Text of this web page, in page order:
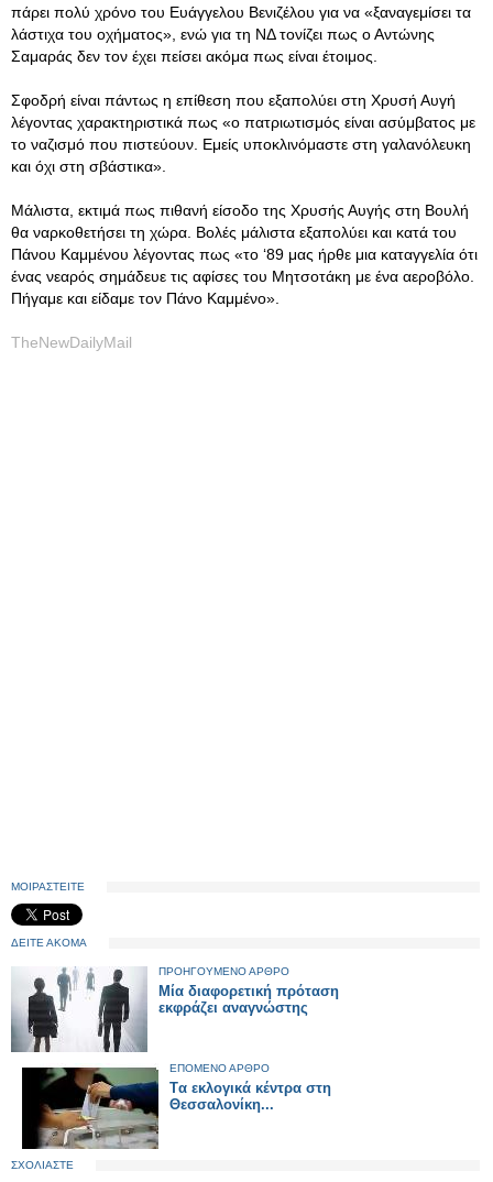
πάρει πολύ χρόνο του Ευάγγελου Βενιζέλου για να «ξαναγεμίσει τα
λάστιχα του οχήματος», ενώ για τη ΝΔ τονίζει πως ο Αντώνης
Σαμαράς δεν τον έχει πείσει ακόμα πως είναι έτοιμος.
Σφοδρή είναι πάντως η επίθεση που εξαπολύει στη Χρυσή Αυγή
λέγοντας χαρακτηριστικά πως «ο πατριωτισμός είναι ασύμβατος με
το ναζισμό που πιστεύουν. Εμείς υποκλινόμαστε στη γαλανόλευκη
και όχι στη σβάστικα».
Μάλιστα, εκτιμά πως πιθανή είσοδο της Χρυσής Αυγής στη Βουλή
θα ναρκοθετήσει τη χώρα. Βολές μάλιστα εξαπολύει και κατά του
Πάνου Καμμένου λέγοντας πως «το ‘89 μας ήρθε μια καταγγελία ότι
ένας νεαρός σημάδευε τις αφίσες του Μητσοτάκη με ένα αεροβόλο.
Πήγαμε και είδαμε τον Πάνο Καμμένο».
TheNewDailyMail
ΜΟΙΡΑΣΤΕΙΤΕ
ΔΕΙΤΕ ΑΚΟΜΑ
ΠΡΟΗΓΟΥΜΕΝΟ ΑΡΘΡΟ
Μία διαφορετική πρόταση
εκφράζει αναγνώστης
ΕΠΟΜΕΝΟ ΑΡΘΡΟ
Tα εκλογικά κέντρα στη
Θεσσαλονίκη...
ΣΧΟΛΙΑΣΤΕ